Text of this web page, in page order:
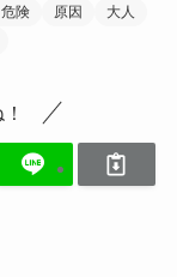
危険 原因
大人